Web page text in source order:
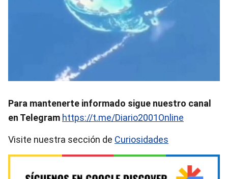
Para mantenerte informado sigue nuestro canal
en Telegram https://t.me/Diario2001Online
Visite nuestra sección de Curiosidades